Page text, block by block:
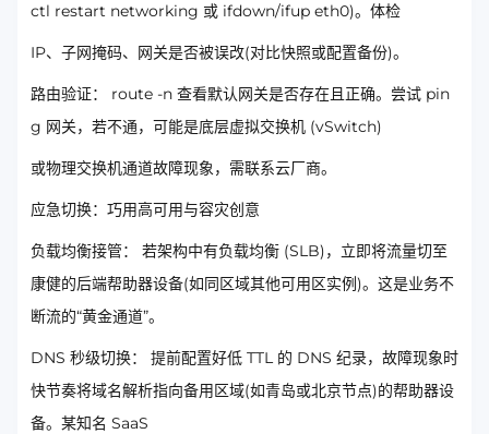
ctl restart networking 或 ifdown/ifup eth0)。体检
IP、子网掩码、网关是否被误改(对比快照或配置备份)。
路由验证： route -n 查看默认网关是否存在且正确。尝试 pin
g 网关，若不通，可能是底层虚拟交换机 (vSwitch)
或物理交换机通道故障现象，需联系云厂商。
应急切换：巧用高可用与容灾创意
负载均衡接管： 若架构中有负载均衡 (SLB)，立即将流量切至
康健的后端帮助器设备(如同区域其他可用区实例)。这是业务不
断流的“黄金通道”。
DNS 秒级切换： 提前配置好低 TTL 的 DNS 纪录，故障现象时
快节奏将域名解析指向备用区域(如青岛或北京节点)的帮助器设
备。某知名 SaaS